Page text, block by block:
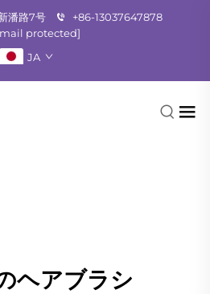
潘路7号
+86-13037647878
protected]
JA
ヘアブラシ